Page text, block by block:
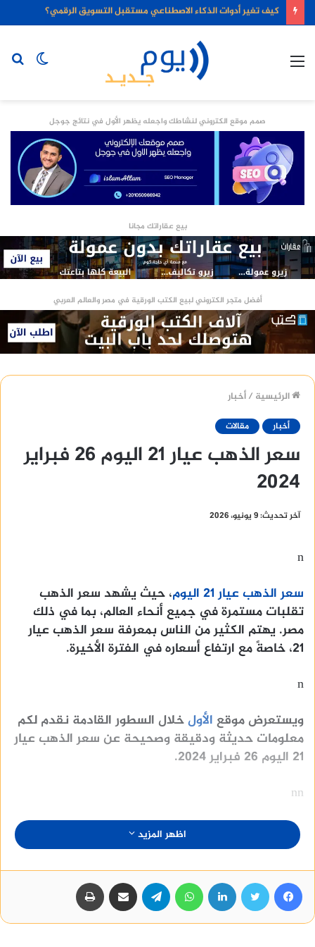
كيف تغير أدوات الذكاء الاصطناعي مستقبل التسويق الرقمي؟
الوضع
صمم موقع الكتروني لنشاطك واجعله يظهر الأول في نتائج جوجل
بيع عقاراتك مجانا
أفضل متجر الكتروني لبيع الكتب الورقية في مصر والعالم العربي
الرئيسية /أخبار
أخبار مقالات
سعر الذهب عيار 21 اليوم 26 فبراير
2024
آخر تحديث: 9 يونيو، 2026
n
سعر الذهب عيار 21 اليوم
، حيث يشهد سعر الذهب
تقلبات مستمرة في جميع أنحاء العالم، بما في ذلك
مصر. يهتم الكثير من الناس بمعرفة سعر الذهب عيار
21، خاصةً مع ارتفاع أسعاره في الفترة الأخيرة.
n
ويستعرض موقع الأولخلال السطور القادمة نقدم لكم
معلومات حديثة ودقيقة وصحيحة عن سعر الذهب عيار
21 اليوم 26 فبراير 2024.
nn
منصة وساطة لبيع العقارات مجانا
ما هو عيار 21؟
n
اظهر المزيد